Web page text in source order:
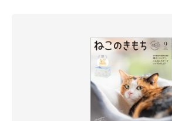
エンタメ編【2/15
第1位：お気に入りのぬいぐるみを連
たらどうなる!?→洗ったあとの反応に